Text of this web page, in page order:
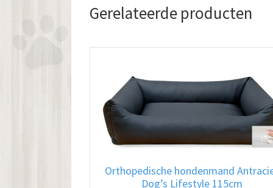
Gerelateerde producten
Orthopedische hondenmand
Dog’s Lifestyle 115cm